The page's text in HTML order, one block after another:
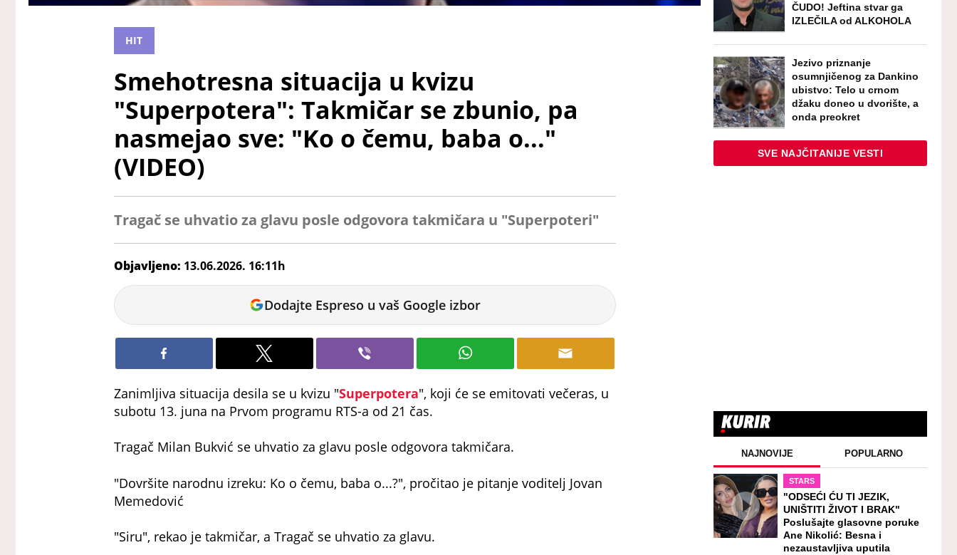
HIT
Smehotresna situacija u kvizu
"Superpotera": Takmičar se zbunio, pa
nasmejao sve: "Ko o čemu, baba o..."
(VIDEO)
Tragač se uhvatio za glavu posle odgovora takmičara u "Superpoteri"
Objavljeno: 13.06.2026. 16:11h
Miloš
Dojčinović
Dodajte Espreso u vaš Google izbor
Zanimljiva situacija desila se u kvizu "Superpotera", koji će se emitovati večeras, u
subotu 13. juna na Prvom programu RTS-a od 21 čas.
Tragač Milan Bukvić se uhvatio za glavu posle odgovora takmičara.
"Dovršite narodnu izreku: Ko o čemu, baba o...?", pročitao je pitanje voditelj Jovan
Memedović
"Siru", rekao je takmičar, a Tragač se uhvatio za glavu.
ČUDO! Jeftina stvar ga
IZLEČILA od ALKOHOLA
Jezivo priznanje
osumnjičenog za Dankino
ubistvo: Telo u crnom
džaku doneo u dvorište, a
onda preokret
SVE NAJČITANIJE VESTI
NAJNOVIJE POPULARNO
STARS
"ODSEĆI ĆU TI JEZIK,
UNIŠTITI ŽIVOT I BRAK"
Poslušajte glasovne poruke
Ane Nikolić: Besna i
nezaustavljiva uputila